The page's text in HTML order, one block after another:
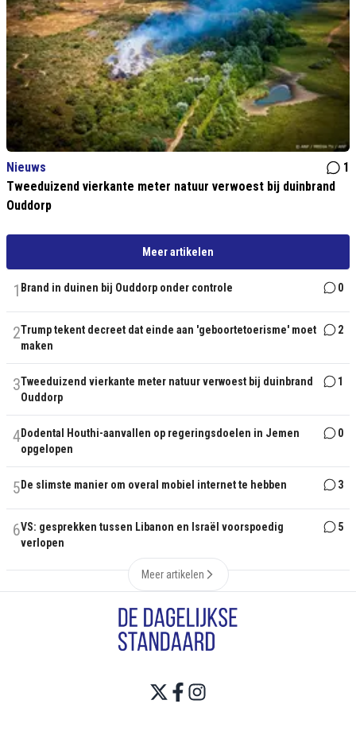
Nieuws
1
Tweeduizend vierkante meter natuur verwoest bij duinbrand
Ouddorp
Meer artikelen
1 Brand in duinen bij Ouddorp onder controle 0
2Trump tekent decreet dat einde aan 'geboortetoerisme' moet
maken
2
3Tweeduizend vierkante meter natuur verwoest bij duinbrand
Ouddorp
1
4Dodental Houthi-aanvallen op regeringsdoelen in Jemen
opgelopen
0
5 De slimste manier om overal mobiel internet te hebben 3
6VS: gesprekken tussen Libanon en Israël voorspoedig
verlopen
5
Meer artikelen